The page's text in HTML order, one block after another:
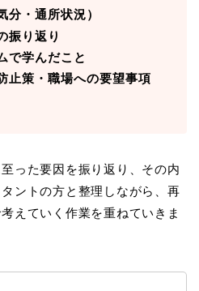
分・通所状況）
振り返り
で学んだこと
止策・職場への要望事項
った要因を振り返り、その内
ントの方と整理しながら、再
えていく作業を重ねていきま